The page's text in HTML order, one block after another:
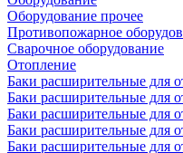
Оборудование прочее
Противопожарное
Сварочное оборудование
Отопление
Баки расширительные для
Баки расширительные для
Баки расширительные для
Баки расширительные для
Баки расширительные для